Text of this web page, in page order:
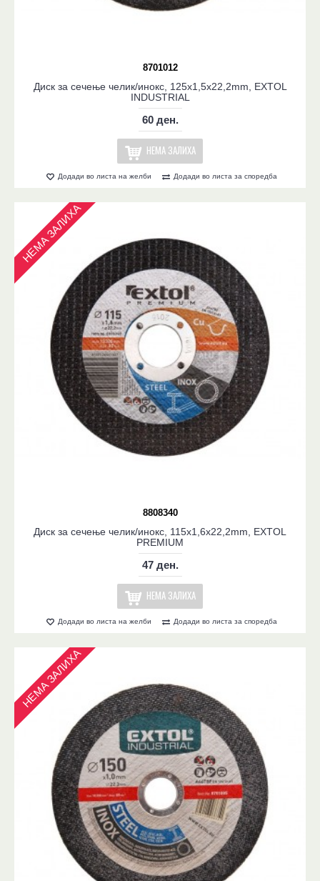
8701012
Диск за сечење челик/инокс, 125x1,5x22,2mm, EXTOL
INDUSTRIAL
60 ден.
НЕМА ЗАЛИХА
Додади во листа на желби Додади во листа за споредба
8808340
НЕМА ЗАЛИХА
Диск за сечење челик/инокс, 115x1,6x22,2mm, EXTOL
PREMIUM
47 ден.
НЕМА ЗАЛИХА
Додади во листа на желби Додади во листа за споредба
НЕМА ЗАЛИХА